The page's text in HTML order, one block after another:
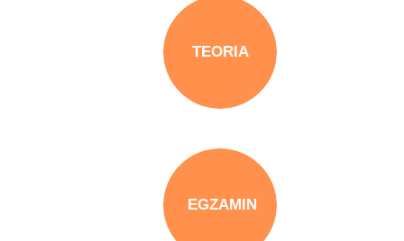
TEORIA
EGZAMIN